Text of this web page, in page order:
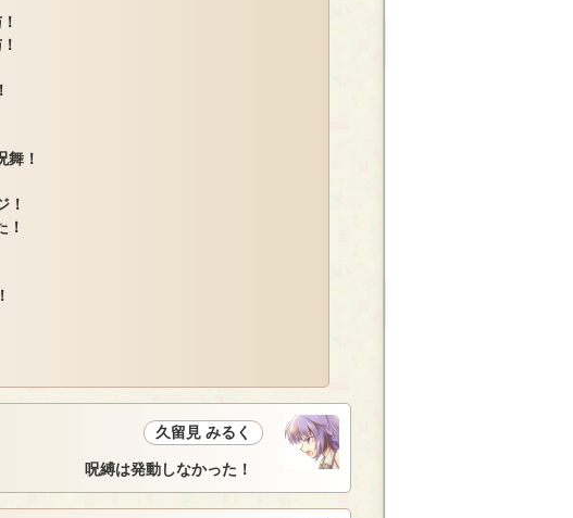
舞！
！
！
久留見 みるく
呪縛は発動しなかった！